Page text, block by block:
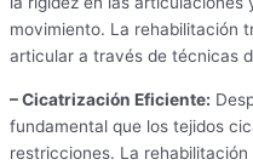
movimiento. La rehabilitación
articular a través de técnicas
– Cicatrización Eficiente:
fundamental que los tejidos
restricciones. La